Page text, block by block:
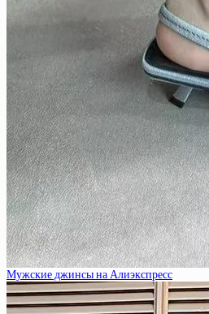
Мужские джинсы на Алиэкспресс